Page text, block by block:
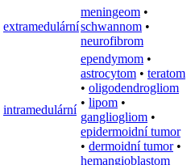
extramedulární
meningeom •
schwannom •
neurofibrom
intramedulární
ependymom •
astrocytom • teratom
• oligodendrogliom
• lipom •
gangliogliom •
epidermoidní tumor
• dermoidní tumor•
hemangioblastom